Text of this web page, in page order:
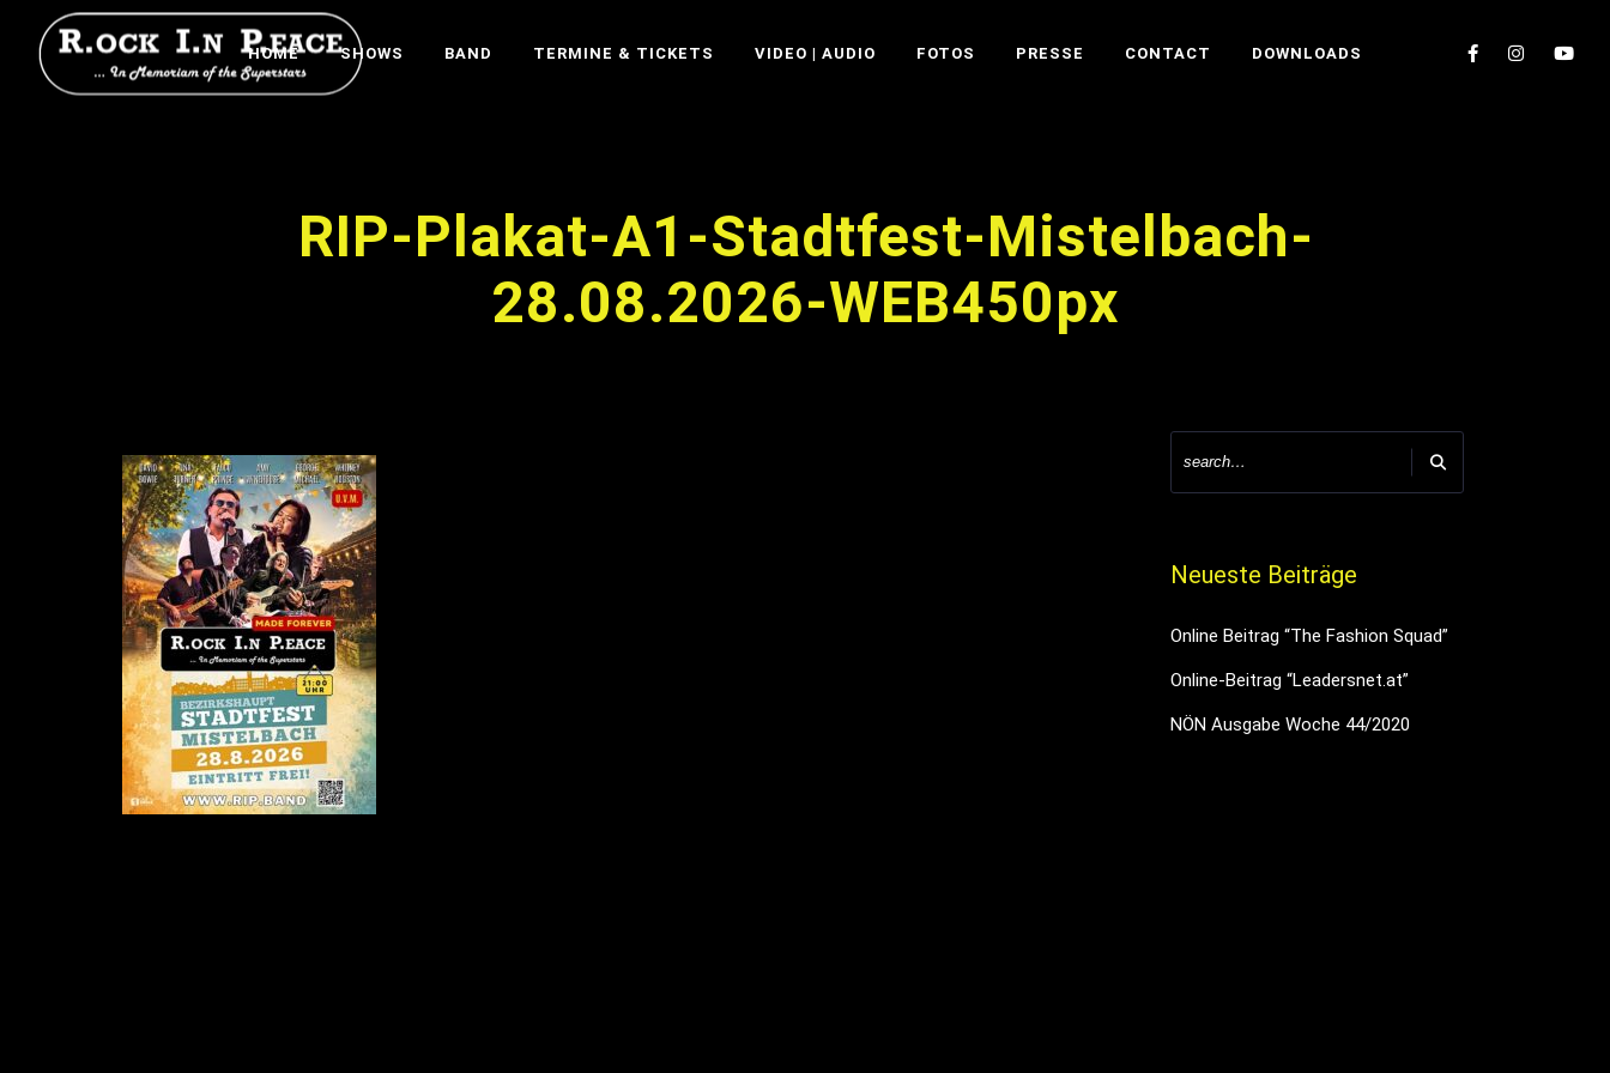
HOME SHOWS BAND TERMINE & TICKETS VIDEO | AUDIO FOTOS PRESSE CONTACT DOWNLOADS
RIP-Plakat-A1-Stadtfest-Mistelbach-
28.08.2026-WEB450px
Neueste Beiträge
Online Beitrag “The Fashion Squad”
Online-Beitrag “Leadersnet.at”
NÖN Ausgabe Woche 44/2020